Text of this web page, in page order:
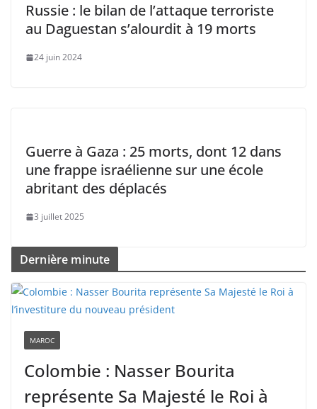
Russie : le bilan de l’attaque terroriste
au Daguestan s’alourdit à 19 morts
24 juin 2024
Guerre à Gaza : 25 morts, dont 12 dans
une frappe israélienne sur une école
abritant des déplacés
3 juillet 2025
Dernière minute
MAROC
Colombie : Nasser Bourita
représente Sa Majesté le Roi à